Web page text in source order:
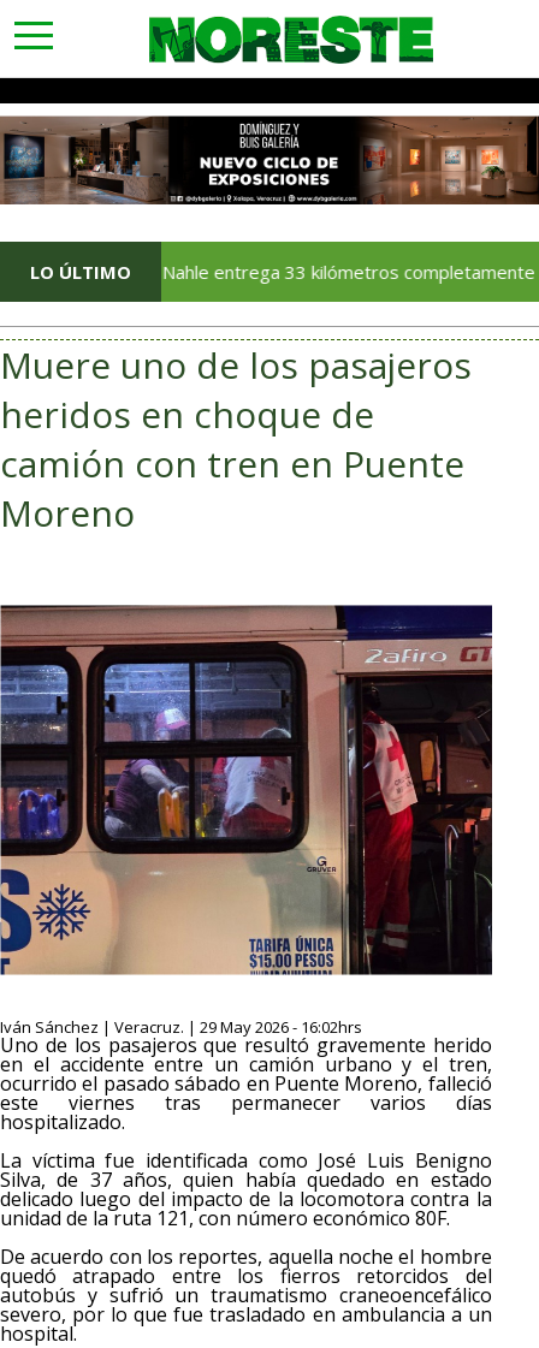
toggle
navigation
LO ÚLTIMO
Rocío Nahle entrega 33 kilómetros completamente
Muere uno de los pasajeros
heridos en choque de
camión con tren en Puente
Moreno
Iván Sánchez | Veracruz. | 29 May 2026 - 16:02hrs
Uno de los pasajeros que resultó gravemente herido
en el accidente entre un camión urbano y el tren,
ocurrido el pasado sábado en Puente Moreno, falleció
este viernes tras permanecer varios días
hospitalizado.
La víctima fue identificada como José Luis Benigno
Silva, de 37 años, quien había quedado en estado
delicado luego del impacto de la locomotora contra la
unidad de la ruta 121, con número económico 80F.
De acuerdo con los reportes, aquella noche el hombre
quedó atrapado entre los fierros retorcidos del
autobús y sufrió un traumatismo craneoencefálico
severo, por lo que fue trasladado en ambulancia a un
hospital.